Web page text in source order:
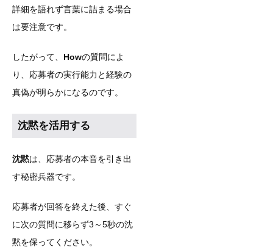
詳細を語れず言葉に詰まる場合
は要注意です。
したがって、 Howの質問によ
り、応募者の実行能力と経験の
真偽が明らかになるのです。
沈黙を活用する
沈黙は、応募者の本音を引き出
す秘密兵器です。
応募者が回答を終えた後、すぐ
に次の質問に移らず3～5秒の沈
黙を保ってください。